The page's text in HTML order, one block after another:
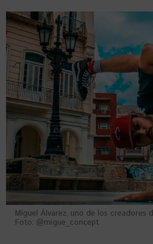
Miguel Álvarez, uno de los creadores
Foto: @migue_concept